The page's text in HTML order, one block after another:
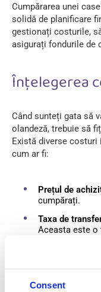
Consent
Cumpărarea unei
solidă de planificare
gestionați costurile,
asigurați fondurile de
Înțelegerea
Când sunteți gata să
olandeză, trebuie să
Există diverse costuri
cum ar fi:
Prețul de
cumpărați.
Taxa de
Aceasta este o
Taxe notariale:
se ocupa de